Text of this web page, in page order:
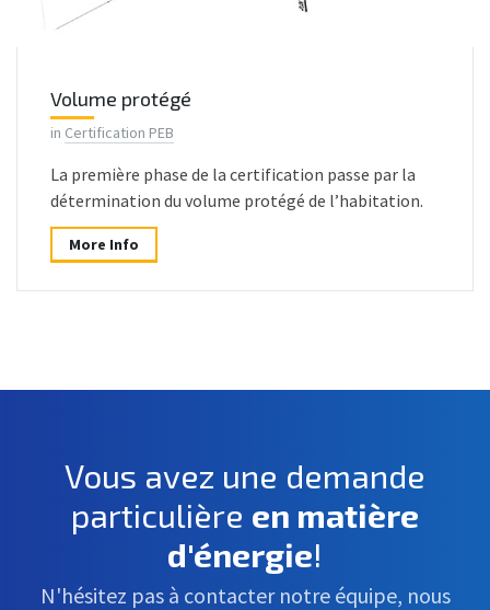
Volume protégé
in Certification PEB
La première phase de la certification passe par la
détermination du volume protégé de l’habitation.
More Info
Vous avez une demande
particulière en matière
d'énergie!
N'hésitez pas à contacter notre équipe, nous